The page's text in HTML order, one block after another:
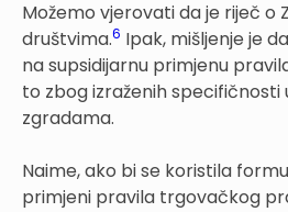
Možemo vjerovati da je riječ o
društvima.6 Ipak, mišljenje je
na supsidijarnu primjenu
to zbog izraženih specifičnosti
zgradama.
Naime, ako bi se koristila
primjeni pravila trgovačkog